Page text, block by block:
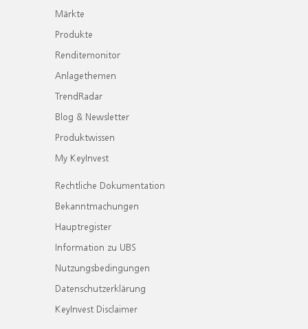
Märkte
Produkte
Renditemonitor
Anlagethemen
TrendRadar
Blog & Newsletter
Produktwissen
My KeyInvest
Rechtliche Dokumentation
Bekanntmachungen
Hauptregister
Information zu UBS
Nutzungsbedingungen
Datenschutzerklärung
KeyInvest Disclaimer